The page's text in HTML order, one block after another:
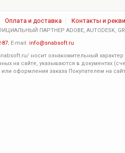
Оплата и доставка Контакты и
ПАРТНЕР ADOBE, AUTODESK,
87; E-mail: info@snabsoft.ru
носит ознакомительный
на сайте, указываются в документах
оформления заказа Покупателем на